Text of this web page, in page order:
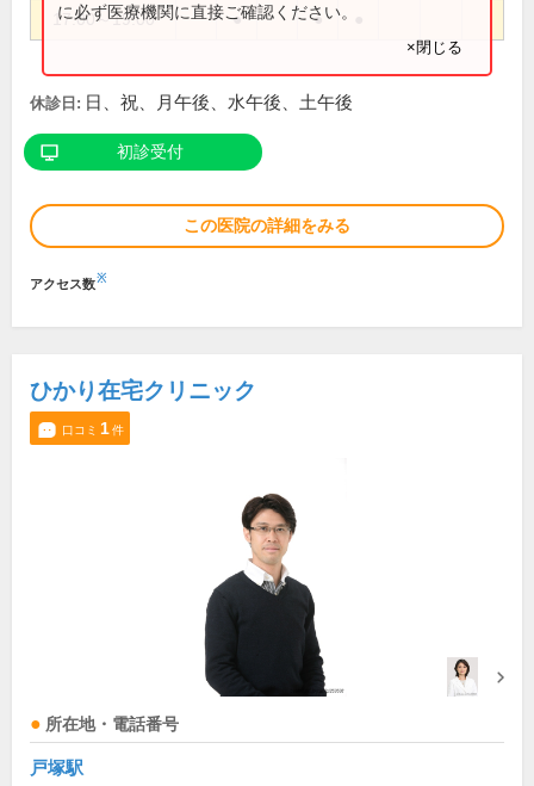
17:00～19:00 ● ●
に必ず医療機関に直接ご確認ください。
×閉じる
休診日: 日、祝、月午後、水午後、土午後
初診受付
この医院の詳細をみる
アクセス数※
ひかり在宅クリニック
口コミ 1件
所在地・電話番号
戸塚駅